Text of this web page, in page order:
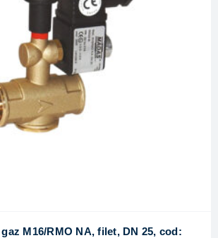
M16/RMO NA, filet, DN 25, cod: